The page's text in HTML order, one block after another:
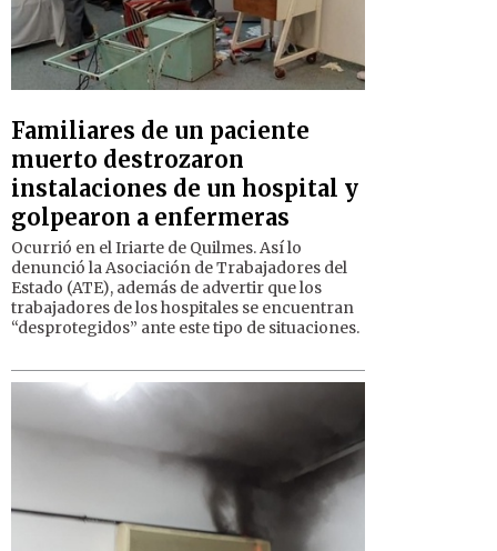
Familiares de un paciente
muerto destrozaron
instalaciones de un hospital y
golpearon a enfermeras
Ocurrió en el Iriarte de Quilmes. Así lo
denunció la Asociación de Trabajadores del
Estado (ATE), además de advertir que los
trabajadores de los hospitales se encuentran
“desprotegidos” ante este tipo de situaciones.